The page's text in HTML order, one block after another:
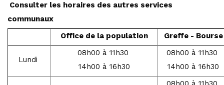
Consulter les horaires des autres services
communaux
Office de la population
Greffe - Bourse
Lundi
08h00 à 11h30
14h00 à 16h30
08h00 à 11h30
14h00 à 16h30